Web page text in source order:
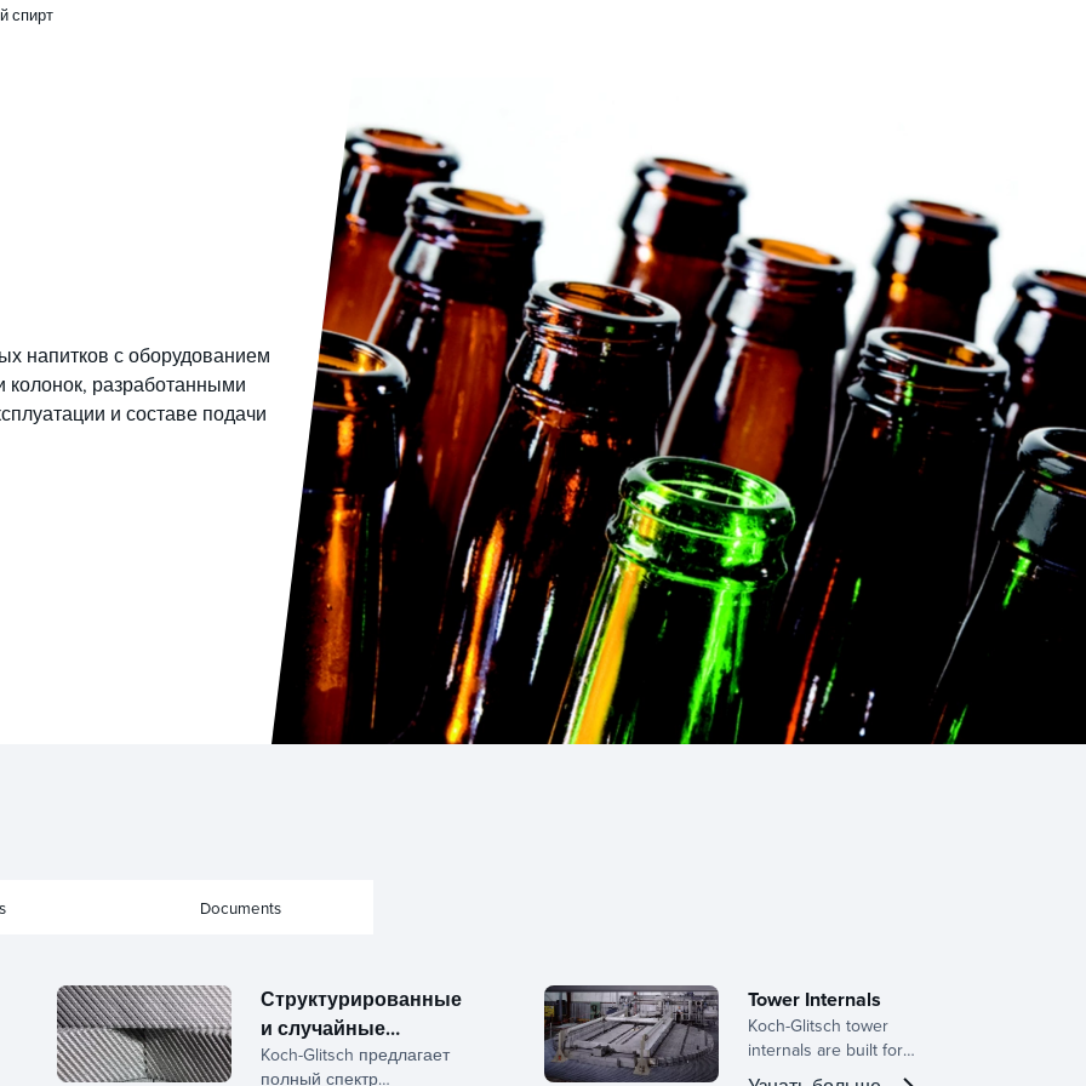
спирт
напитков с оборудованием
разработанными
и составе подачи
Documents
Структурированные
и случайные
упаковки
Koch-Glitsch предлагает
полный спектр
Tower Internals
Koch-Glitsch tower
internals are built for
operational efficiency,